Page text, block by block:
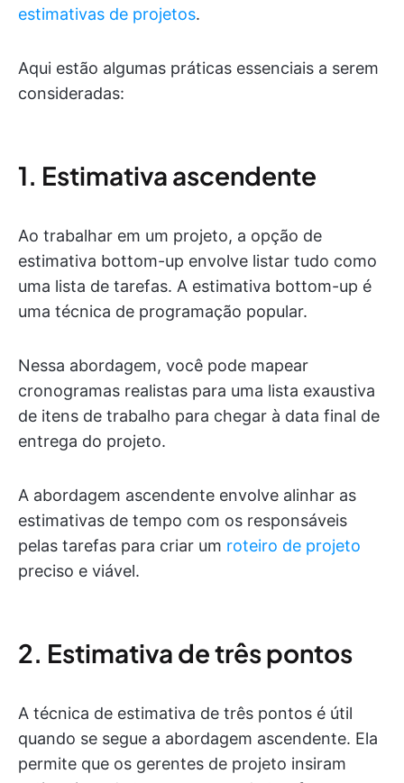
estimativas de projetos.
Aqui estão algumas práticas essenciais a serem
consideradas:
1. Estimativa ascendente
Ao trabalhar em um projeto, a opção de
estimativa bottom-up envolve listar tudo como
uma lista de tarefas. A estimativa bottom-up é
uma técnica de programação popular.
Nessa abordagem, você pode mapear
cronogramas realistas para uma lista exaustiva
de itens de trabalho para chegar à data final de
entrega do projeto.
A abordagem ascendente envolve alinhar as
estimativas de tempo com os responsáveis
pelas tarefas para criar um roteiro de projeto
preciso e viável.
2. Estimativa de três pontos
A técnica de estimativa de três pontos é útil
quando se segue a abordagem ascendente. Ela
permite que os gerentes de projeto insiram